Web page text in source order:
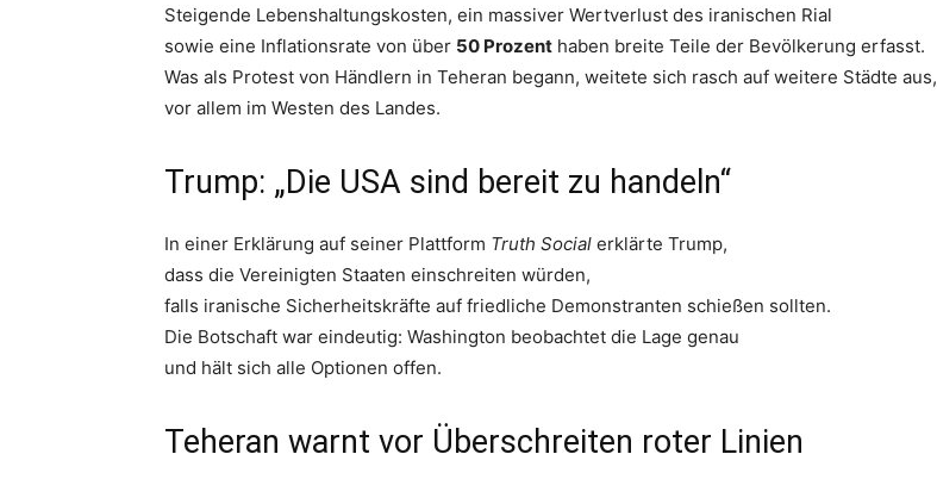
Steigende Lebenshaltungskosten, ein massiver Wertverlust des iranischen Rial
sowie eine Inflationsrate von über 50 Prozent haben breite Teile der Bevölkerung erfasst.
Was als Protest von Händlern in Teheran begann, weitete sich rasch auf weitere Städte aus,
vor allem im Westen des Landes.
Trump: „Die USA sind bereit zu handeln“
In einer Erklärung auf seiner Plattform Truth Social erklärte Trump,
dass die Vereinigten Staaten einschreiten würden,
falls iranische Sicherheitskräfte auf friedliche Demonstranten schießen sollten.
Die Botschaft war eindeutig: Washington beobachtet die Lage genau
und hält sich alle Optionen offen.
Teheran warnt vor Überschreiten roter Linien